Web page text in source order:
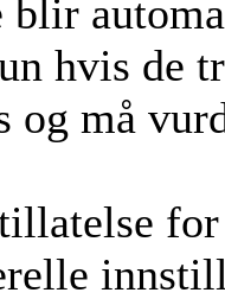
blir
hvis de
og må